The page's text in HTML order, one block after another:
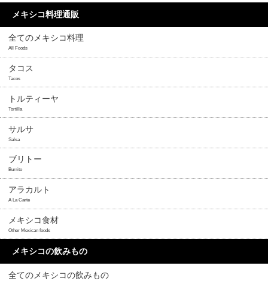
メキシコ料理通販
全てのメキシコ料理
All Foods
タコス
Tacos
トルティーヤ
Tortilla
サルサ
Salsa
ブリトー
Burrito
アラカルト
A La Carte
メキシコ食材
Other Mexican foods
メキシコの飲みもの
全てのメキシコの飲みもの